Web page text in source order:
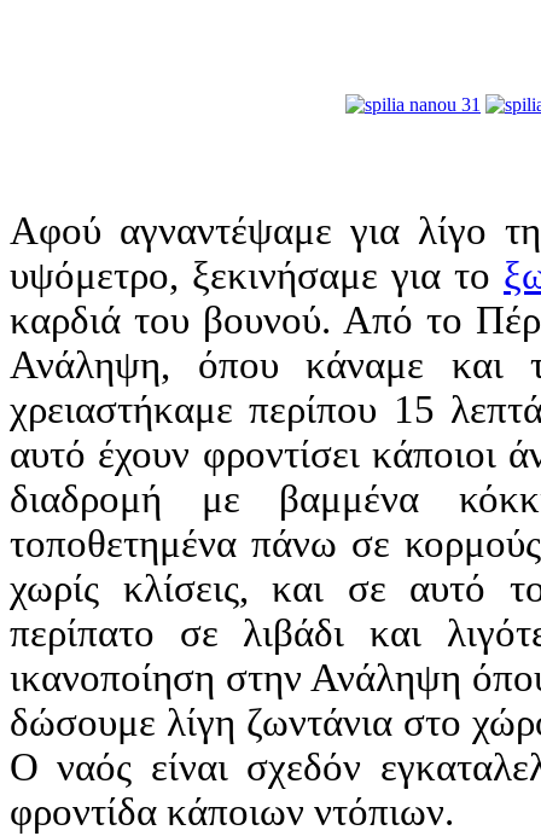
Αφού αγναντέψαμε για λίγο
υψόμετρο, ξεκινήσαμε για το
καρδιά του βουνού. Από το
Ανάληψη, όπου κάναμε και
χρειαστήκαμε περίπου 15
αυτό έχουν φροντίσει κάποιοι
διαδρομή με βαμμένα
τοποθετημένα πάνω σε
χωρίς κλίσεις, και σε αυτό
περίπατο σε λιβάδι και
ικανοποίηση στην Ανάληψη
δώσουμε λίγη ζωντάνια στο
Ο ναός είναι σχεδόν
φροντίδα κάποιων ντόπιων.